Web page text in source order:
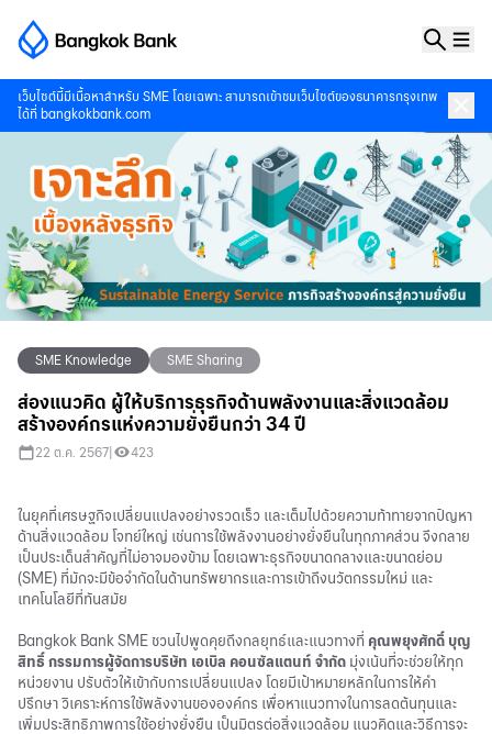
เว็บไซต์นี้มีเนื้อหาสำหรับ SME โดยเฉพาะ สามารถเข้าชมเว็บไซต์ของธนาคารกรุงเทพ
ได้ที่ bangkokbank.com
SME Knowledge SME Sharing
ส่องแนวคิด ผู้ให้บริการธุรกิจด้านพลังงานและสิ่งแวดล้อม
สร้างองค์กรแห่งความยั่งยืนกว่า 34 ปี
22 ต.ค. 2567 423
ในยุคที่เศรษฐกิจเปลี่ยนแปลงอย่างรวดเร็ว และเต็มไปด้วยความท้าทายจากปัญหา
ด้านสิ่งแวดล้อม โจทย์ใหญ่ เช่นการใช้พลังงานอย่างยั่งยืนในทุกภาคส่วน จึงกลาย
เป็นประเด็นสำคัญที่ไม่อาจมองข้าม โดยเฉพาะธุรกิจขนาดกลางและขนาดย่อม
(SME) ที่มักจะมีข้อจำกัดในด้านทรัพยากรและการเข้าถึงนวัตกรรมใหม่ และ
เทคโนโลยีที่ทันสมัย
Bangkok Bank SME ชวนไปพูดคุยถึงกลยุทธ์และแนวทางที่ คุณพยุงศักดิ์ บุญ
สิทธิ์ กรรมการผู้จัดการบริษัท เอเบิล คอนซัลแตนท์ จำกัด มุ่งเน้นที่จะช่วยให้ทุก
หน่วยงาน ปรับตัวให้เข้ากับการเปลี่ยนแปลง โดยมีเป้าหมายหลักในการให้คำ
ปรึกษา วิเคราะห์การใช้พลังงานขององค์กร เพื่อหาแนวทางในการลดต้นทุนและ
เพิ่มประสิทธิภาพการใช้อย่างยั่งยืน เป็นมิตรต่อสิ่งแวดล้อม แนวคิดและวิธีการจะ